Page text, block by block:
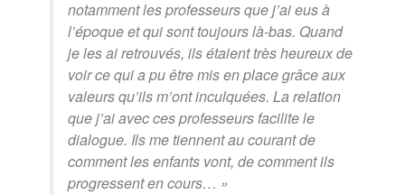
notamment les professeurs que j’ai eus à
l’époque et qui sont toujours là-bas. Quand
je les ai retrouvés, ils étaient très heureux de
voir ce qui a pu être mis en place grâce aux
valeurs qu’ils m’ont inculquées. La relation
que j’ai avec ces professeurs facilite le
dialogue. Ils me tiennent au courant de
comment les enfants vont, de comment ils
progressent en cours… »